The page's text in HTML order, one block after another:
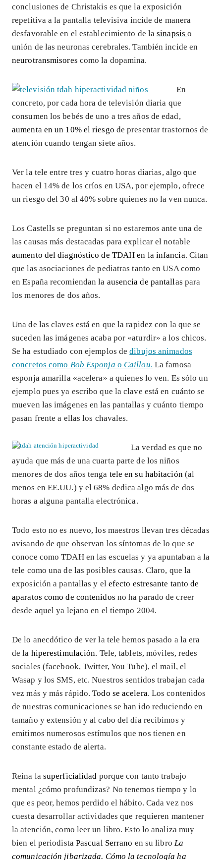
conclusiones de Christakis es que la exposición
repetitiva a la pantalla televisiva incide de manera
desfavorable en el establecimiento de lasinapsis o
unión de las neuronas cerebrales. También incide en
neurotransmisores como la dopamina.
En
concreto, por cada hora de televisión diaria que
consumen los bebés de uno a tres años de edad,
aumenta en un 10% el riesgo de presentar trastornos de
atención cuando tengan siete años.
Ver la tele entre tres y cuatro horas diarias, algo que
hacen el 14% de los críos en USA, por ejemplo, ofrece
un riesgo del 30 al 40% sobre quienes no la ven nunca.
Los Castells se preguntan si no estaremos ante una de
las causas más destacadas para explicar el notable
aumento del diagnóstico de TDAH en la infancia. Citan
que las asociaciones de pediatras tanto en USA como
en España recomiendan la ausencia de pantallas para
los menores de dos años.
Una de las claves está en que la rapidez con la que se
suceden las imágenes acaba por «aturdir» a los chicos.
Se ha estudiado con ejemplos dedibujos animados
concretos como Bob Esponja o Caillou. La famosa
esponja amarilla «acelera» a quienes lo ven. Es sólo un
ejemplo pues ya escribo que la clave está en cuánto se
mueven las imágenes en las pantallas y cuánto tiempo
pasan frente a ellas los chavales.
La verdad es que no
ayuda que más de una cuarta parte de los niños
menores de dos años tenga tele en su habitación (al
menos en EE.UU.) y el 68% dedica algo más de dos
horas a alguna pantalla electrónica.
Todo esto no es nuevo, los maestros llevan tres décadas
avisando de que observan los síntomas de lo que se
conoce como TDAH en las escuelas y ya apuntaban a la
tele como una de las posibles causas. Claro, que la
exposición a pantallas y el efecto estresante tanto de
aparatos como de contenidos no ha parado de creer
desde aquel ya lejano en el tiempo 2004.
De lo anecdótico de ver la tele hemos pasado a la era
de la hiperestimulación. Tele, tablets, móviles, redes
sociales (facebook, Twitter, You Tube), el mail, el
Wasap y los SMS, etc. Nuestros sentidos trabajan cada
vez más y más rápido.Todo se acelera. Los contenidos
de nuestras comunicaciones se han ido reduciendo en
tamaño y extensión y al cabo del día recibimos y
emitimos numerosos estímulos que nos tienen en
constante estado dealerta.
Reina la superficialidad porque con tanto trabajo
mental ¿cómo profundizas? No tenemos tiempo y lo
que es peor, hemos perdido el hábito. Cada vez nos
cuesta desarrollar actividades que requieren mantener
la atención, como leer un libro. Esto lo analiza muy
bien el periodista Pascual Serrano en su libro La
comunicación jibarizada. Cómo la tecnología ha